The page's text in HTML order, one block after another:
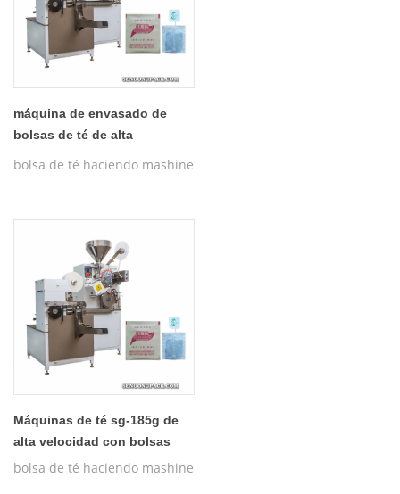
máquina de envasado de
bolsas de té de alta
bolsa de té haciendo mashine
Máquinas de té sg-185g de
alta velocidad con bolsas
bolsa de té haciendo mashine